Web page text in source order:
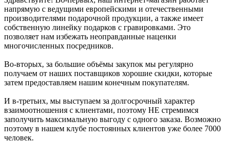
напрямую с ведущими европейскими и отечественными
производителями подарочной продукции, а также имеет
собственную линейку подарков с гравировками. Это
позволяет нам избежать неоправданные наценки
многочисленных посредников.
Во-вторых, за большие объёмы закупок мы регулярно
получаем от наших поставщиков хорошие скидки, которые
затем предоставляем нашим конечным покупателям.
И в-третьих, мы выступаем за долгосрочный характер
взаимоотношения с клиентами, поэтому НЕ стремимся
заполучить максимальную выгоду с одного заказа. Возможно
поэтому в нашем клубе постоянных клиентов уже более 7000
человек.